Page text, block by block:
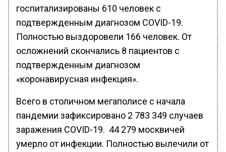
госпитализированы 610 человек с
подтвержденным диагнозом COVID-19.
Полностью выздоровели 166 человек. От
осложнений скончались 8 пациентов с
подтвержденным диагнозом
«коронавирусная инфекция».
Всего в столичном мегаполисе с начала
пандемии зафиксировано 2 783 349 случаев
заражения COVID-19. 44 279 москвичей
умерло от инфекции. Полностью вылечили от